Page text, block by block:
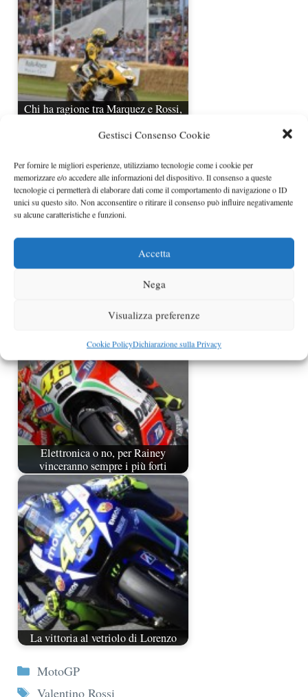
Gestisci Consenso Cookie
Per fornire le migliori esperienze, utilizziamo tecnologie come i cookie per
memorizzare e/o accedere alle informazioni del dispositivo. Il consenso a queste
tecnologie ci permetterà di elaborare dati come il comportamento di navigazione o ID
unici su questo sito. Non acconsentire o ritirare il consenso può influire negativamente
su alcune caratteristiche e funzioni.
Accetta
Nega
Visualizza preferenze
Cookie PolicyDichiarazione sulla Privacy
Chi ha ragione tra Marquez e Rossi,
Casey Stoner e il giudizio pessimo
sul MotoGP di oggi
Elettronica o no, per Rainey
vinceranno sempre i più forti
La vittoria al vetriolo di Lorenzo
Categorie
MotoGP
Tag
Valentino Rossi